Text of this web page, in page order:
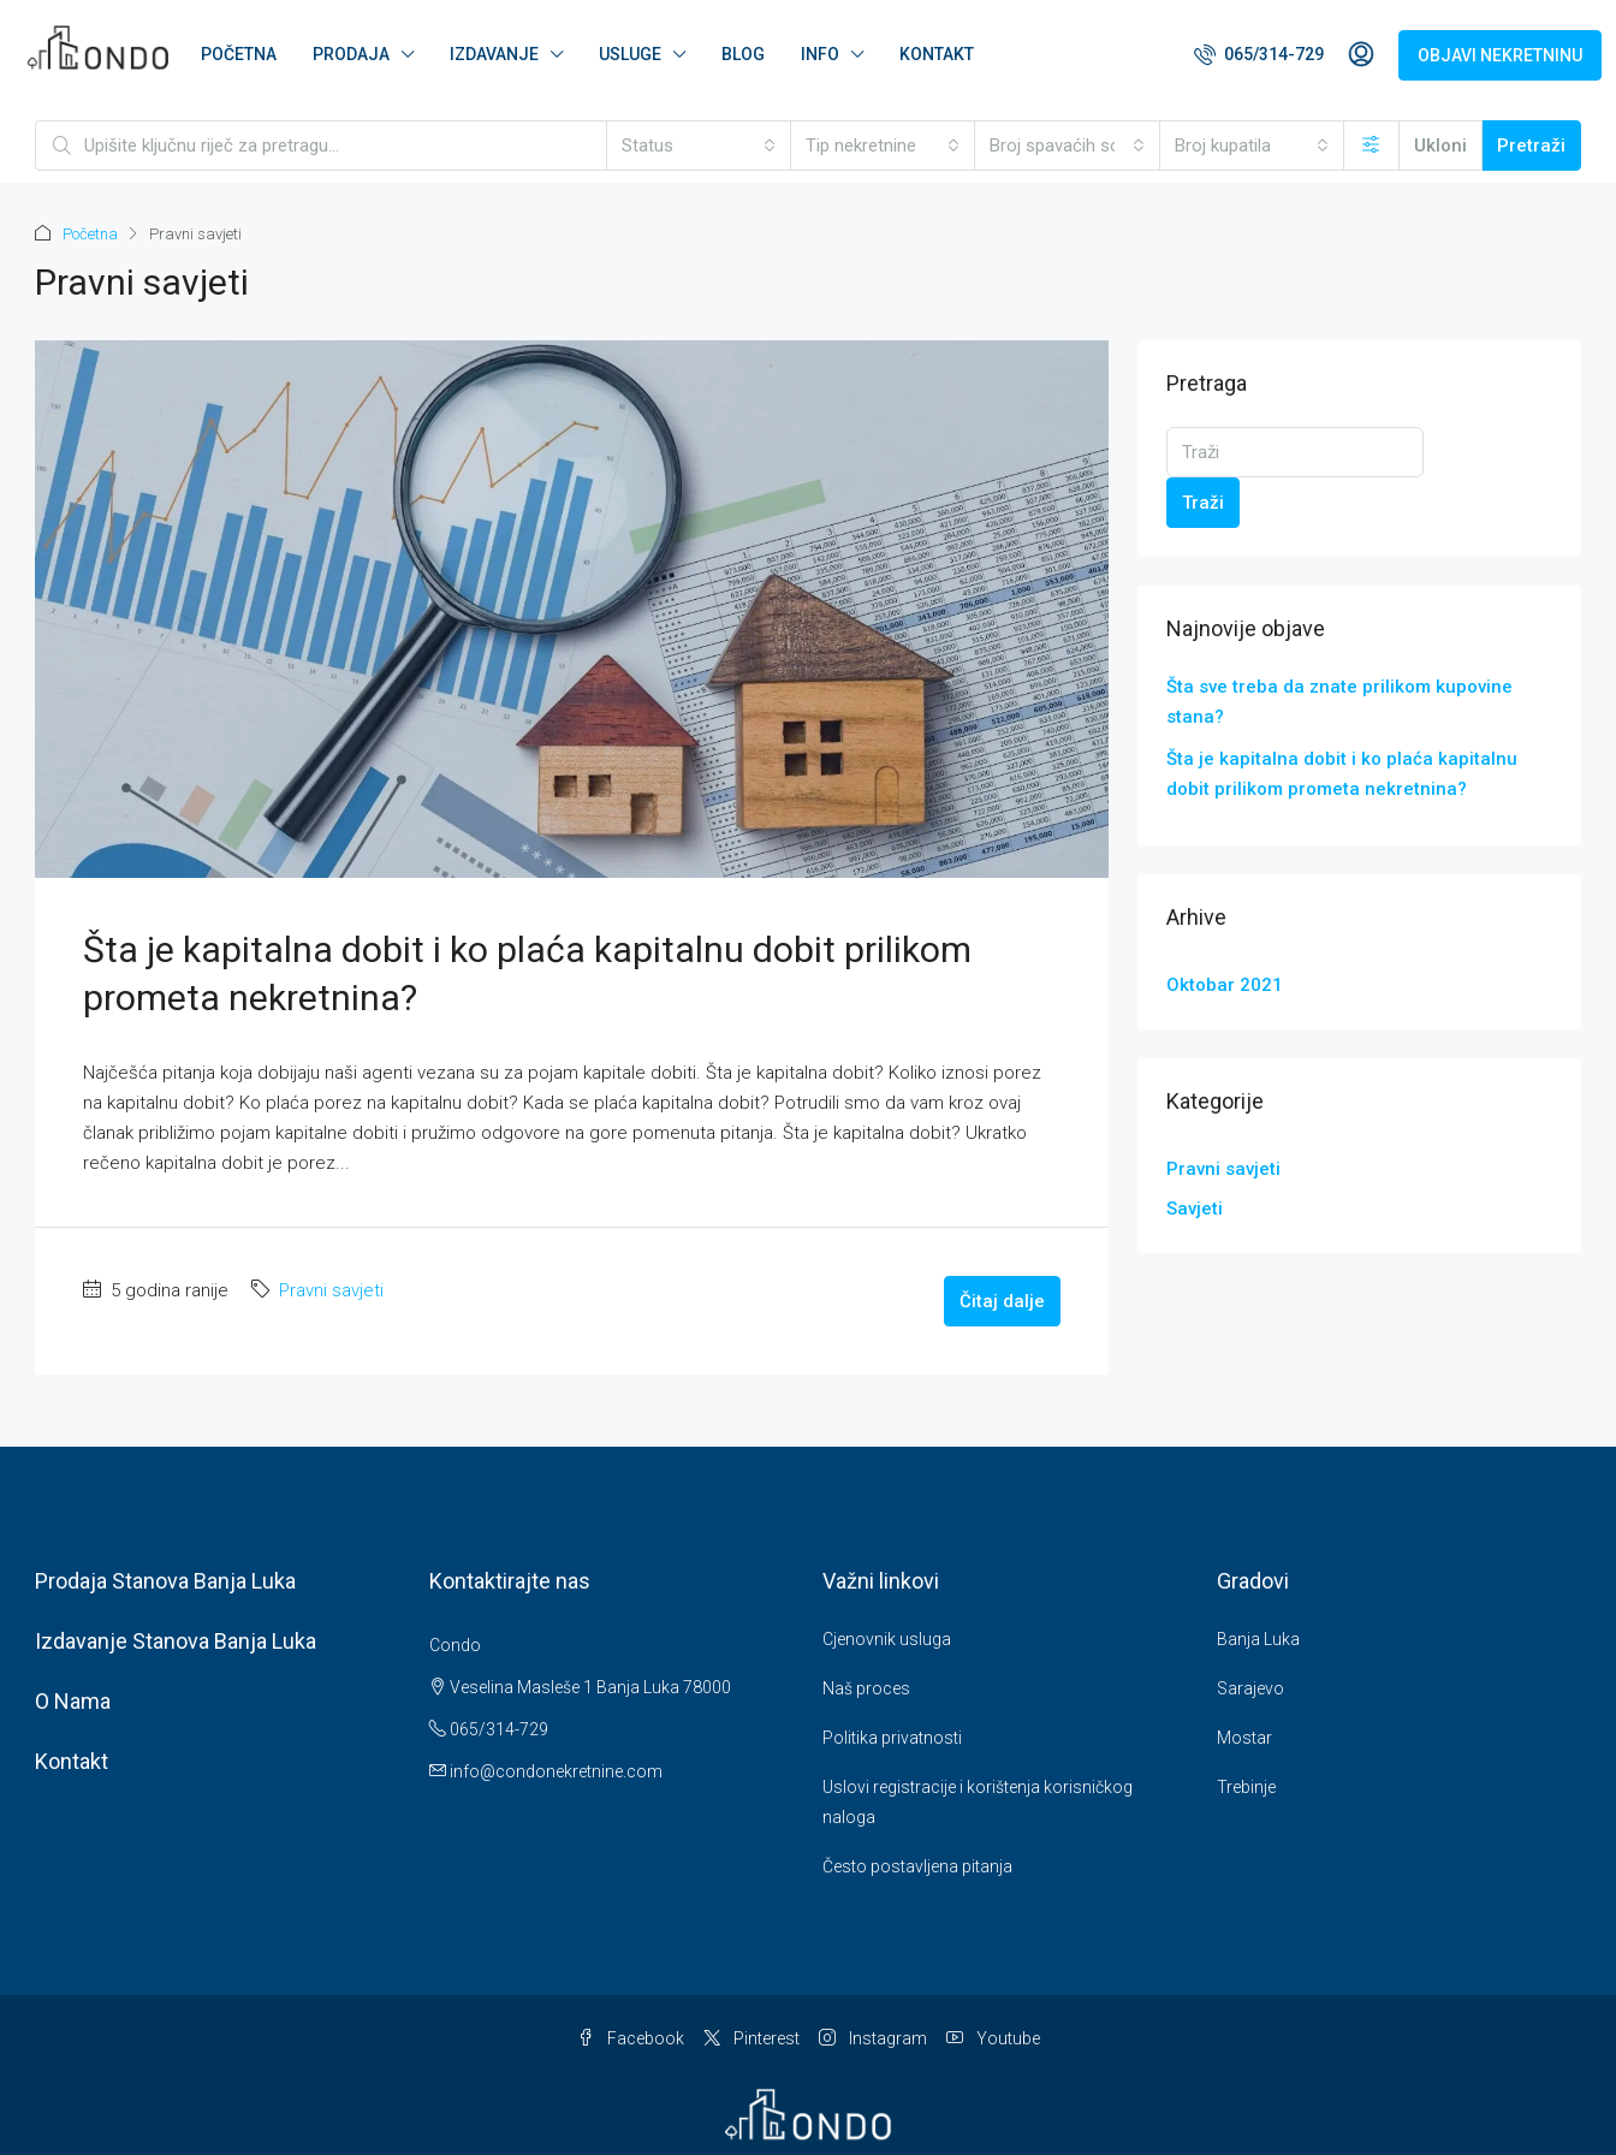
POČETNA PRODAJA IZDAVANJE USLUGE BLOG INFO KONTAKT 065/314-729 OBJAVI NEKRETNINU
Status Tip nekretnine Broj spavaćih soba Broj kupatila Ukloni Pretraži
Početna Pravni savjeti
Pravni savjeti
Šta je kapitalna dobit i ko plaća kapitalnu dobit prilikom
prometa nekretnina?
Najčešća pitanja koja dobijaju naši agenti vezana su za pojam kapitale dobiti. Šta je kapitalna dobit? Koliko iznosi porez
na kapitalnu dobit? Ko plaća porez na kapitalnu dobit? Kada se plaća kapitalna dobit? Potrudili smo da vam kroz ovaj
članak približimo pojam kapitalne dobiti i pružimo odgovore na gore pomenuta pitanja. Šta je kapitalna dobit? Ukratko
rečeno kapitalna dobit je porez...
5 godina ranije Pravni savjeti Čitaj dalje
Pretraga
Traži
Najnovije objave
Šta sve treba da znate prilikom kupovine
stana?
Šta je kapitalna dobit i ko plaća kapitalnu
dobit prilikom prometa nekretnina?
Arhive
Oktobar 2021
Kategorije
Pravni savjeti
Savjeti
Prodaja Stanova Banja Luka
Izdavanje Stanova Banja Luka
O Nama
Kontakt
Kontaktirajte nas
Condo
Veselina Masleše 1 Banja Luka 78000
065/314-729
info@condonekretnine.com
Važni linkovi
Cjenovnik usluga
Naš proces
Politika privatnosti
Uslovi registracije i korištenja korisničkog
naloga
Često postavljena pitanja
Gradovi
Banja Luka
Sarajevo
Mostar
Trebinje
Facebook Pinterest Instagram Youtube